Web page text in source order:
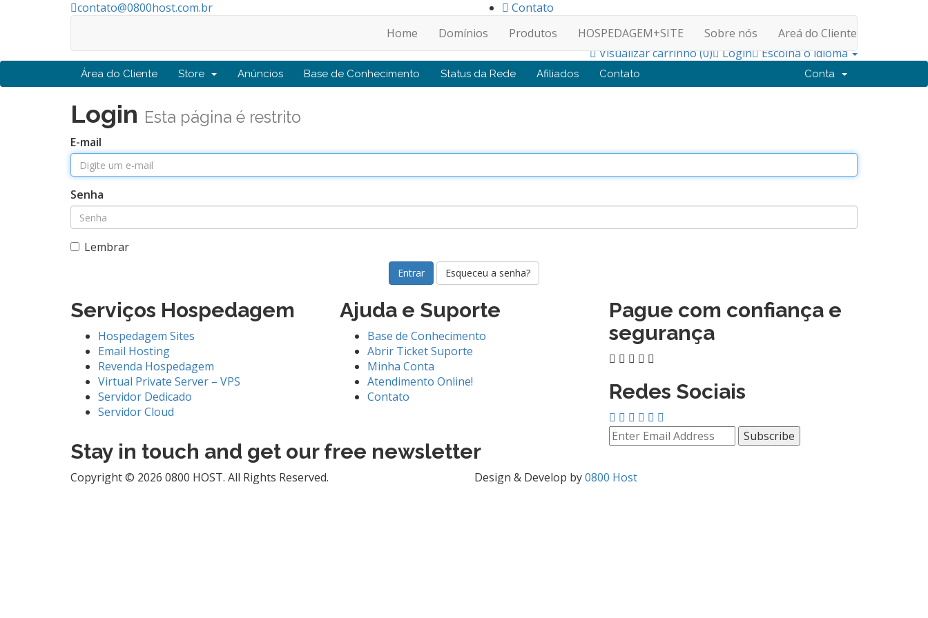
contato@0800host.com.br
Contato
Home
Domínios Produtos HOSPEDAGEM+SITE Sobre nós
Areá do Cliente
Escolha o idioma
Login
Visualizar carrinho (0)
Área do Cliente Store Anúncios Base de Conhecimento Status da Rede Afiliados Contato Conta
Login Esta página é restrito
E-mail
Senha
Lembrar
Esqueceu a senha?
Serviços Hospedagem
Hospedagem Sites
Email Hosting
Revenda Hospedagem
Virtual Private Server – VPS
Servidor Dedicado
Servidor Cloud
Ajuda e Suporte
Base de Conhecimento
Abrir Ticket Suporte
Minha Conta
Atendimento Online!
Contato
Pague com confiança e
segurança
Redes Sociais
Stay in touch and get our free newsletter
Copyright © 2026 0800 HOST. All Rights Reserved. Design & Develop by0800 Host